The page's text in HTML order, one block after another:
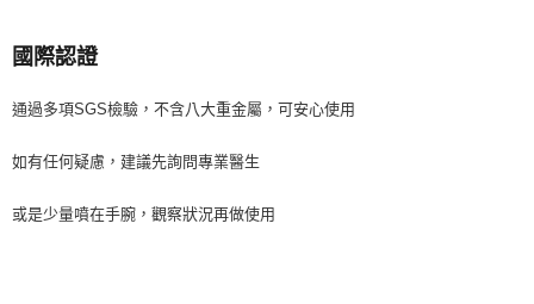
國際認證
通過多項SGS檢驗，不含八大重金屬，可安心使用
如有任何疑慮，建議先詢問專業醫生
或是少量噴在手腕，觀察狀況再做使用